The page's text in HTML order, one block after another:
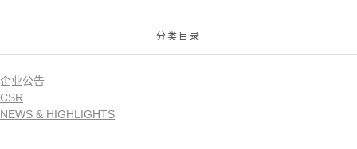
分类目录
企业公告
CSR
NEWS & HIGHLIGHTS